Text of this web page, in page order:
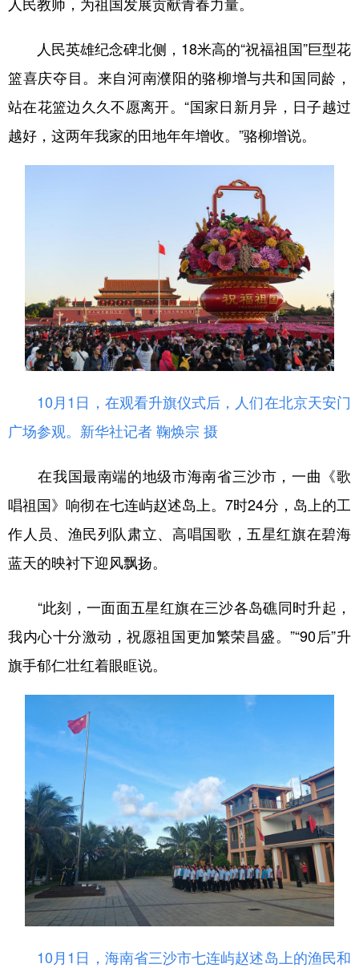
人民英雄纪念碑北侧，18米高的“祝福祖国”巨型花
篮喜庆夺目。来自河南濮阳的骆柳增与共和国同龄，
站在花篮边久久不愿离开。“国家日新月异，日子越过
越好，这两年我家的田地年年增收。”骆柳增说。
10月1日，在观看升旗仪式后，人们在北京天安门
广场参观。 新华社记者 鞠焕宗 摄
在我国最南端的地级市海南省三沙市，一曲《歌
唱祖国》响彻在七连屿赵述岛上。7时24分，岛上的工
作人员、渔民列队肃立、高唱国歌，五星红旗在碧海
蓝天的映衬下迎风飘扬。
“此刻，一面面五星红旗在三沙各岛礁同时升起，
我内心十分激动，祝愿祖国更加繁荣昌盛。”“90后”升
旗手郁仁壮红着眼眶说。
10月1日，海南省三沙市七连屿赵述岛上的渔民和